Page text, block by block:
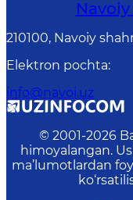
210100, Nаvоiy
Elektron pochta:
info@navoi.uz
© 2001-2026
himoyalangan.
ma’lumotlardan